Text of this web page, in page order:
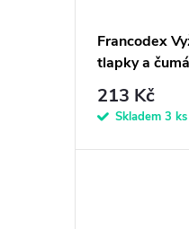
Francodex
tlapky a
213 Kč
Skladem 3 ks